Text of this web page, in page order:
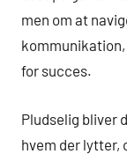
men om at
for succes.
Pludselig bliver
hvem der lytter,